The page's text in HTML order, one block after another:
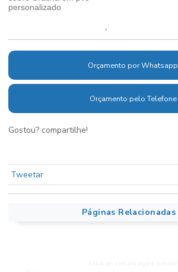
Orçamento por Whatsapp
Orçamento pelo Telefone
Gostou? compartilhe!
Tweetar
Páginas Relacionadas